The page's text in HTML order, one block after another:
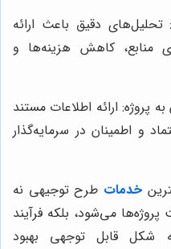
تحلیل‌های دقیق باعث ارائه
منابع، کاهش هزینه‌ها و
پروژه: ارائه اطلاعات مستند
و اطمینان در سرمایه‌گذار
خدمات طرح توجیهی نه
می‌شود، بلکه فرآیند
شکل قابل توجهی بهبود